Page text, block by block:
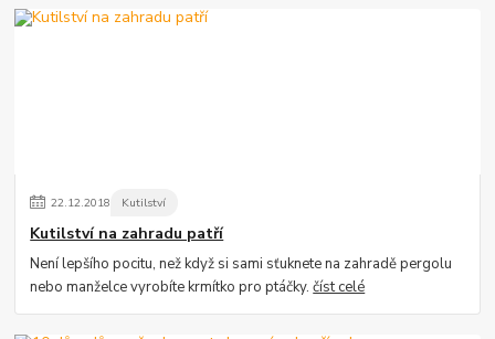
22.12.2018 Kutilství
Kutilství na zahradu patří
Není lepšího pocitu, než když si sami sťuknete na zahradě pergolu
nebo manželce vyrobíte krmítko pro ptáčky.číst celé